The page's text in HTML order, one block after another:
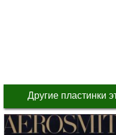
Другие пластинки